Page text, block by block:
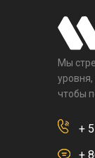
Мы
уровня,
чтобы
+
+